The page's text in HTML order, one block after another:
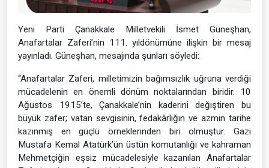
Yeni Parti Çanakkale Milletvekili İsmet Güneşhan,
Anafartalar Zaferi’nin 111. yıldönümüne ilişkin bir mesaj
yayınladı. Güneşhan, mesajında şunları söyledi:
“Anafartalar Zaferi, milletimizin bağımsızlık uğruna verdiği
mücadelenin en önemli dönüm noktalarından biridir. 10
Ağustos 1915’te, Çanakkale’nin kaderini değiştiren bu
büyük zafer; vatan sevgisinin, fedakârlığın ve azmin tarihe
kazınmış en güçlü örneklerinden biri olmuştur. Gazi
Mustafa Kemal Atatürk’ün üstün komutanlığı ve kahraman
Mehmetçiğin eşsiz mücadelesiyle kazanılan Anafartalar